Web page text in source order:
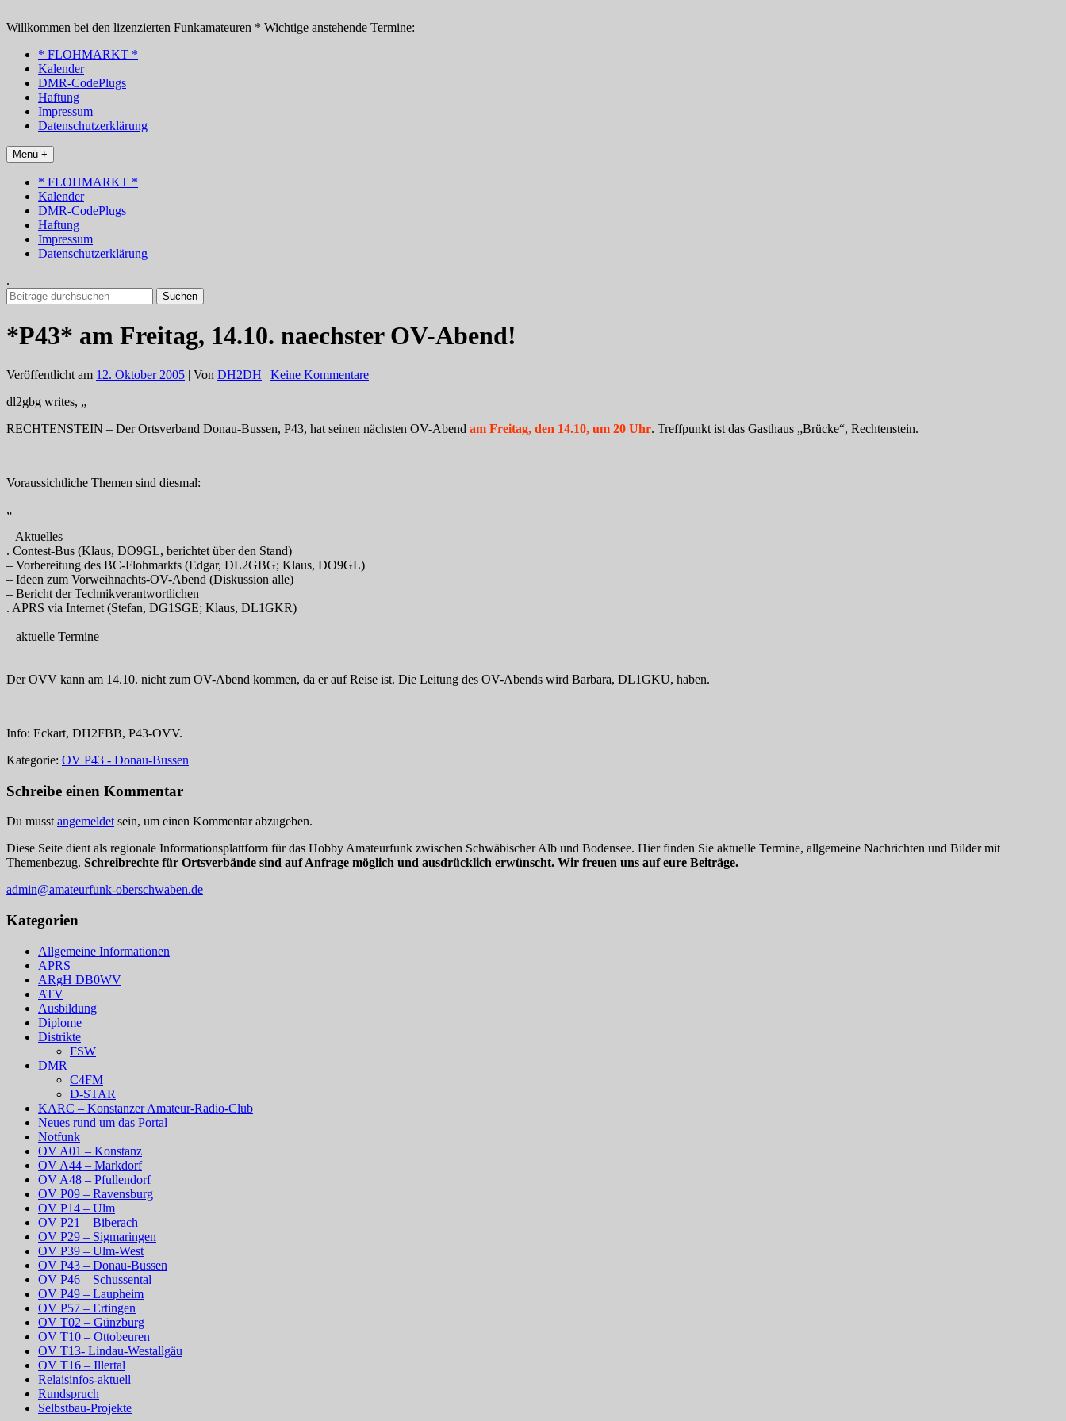
Inhalt
Willkommen bei den lizenzierten Funkamateuren * Wichtige anstehende Termine:
* FLOHMARKT *
Kalender
DMR-CodePlugs
Haftung
Impressum
Datenschutzerklärung
Menü +
* FLOHMARKT *
Kalender
DMR-CodePlugs
Haftung
Impressum
Datenschutzerklärung
.
Suchen
nach:
*P43* am Freitag, 14.10. naechster OV-Abend!
Veröffentlicht am 12. Oktober 2005 | Von DH2DH | Keine Kommentare
dl2gbg writes, „
RECHTENSTEIN – Der Ortsverband Donau-Bussen, P43, hat seinen nächsten OV-Abend am Freitag, den 14.10, um 20 Uhr. Treffpunkt ist das Gasthaus „Brücke“, Rechtenstein.
Voraussichtliche Themen sind diesmal:
„
– Aktuelles
. Contest-Bus (Klaus, DO9GL, berichtet über den Stand)
– Vorbereitung des BC-Flohmarkts (Edgar, DL2GBG; Klaus, DO9GL)
– Ideen zum Vorweihnachts-OV-Abend (Diskussion alle)
– Bericht der Technikverantwortlichen
. APRS via Internet (Stefan, DG1SGE; Klaus, DL1GKR)
– aktuelle Termine
Der OVV kann am 14.10. nicht zum OV-Abend kommen, da er auf Reise ist. Die Leitung des OV-Abends wird Barbara, DL1GKU, haben.
Info: Eckart, DH2FBB, P43-OVV.
Kategorie: OV P43 - Donau-Bussen
Schreibe einen Kommentar
Du musst angemeldet sein, um einen Kommentar abzugeben.
Diese Seite dient als regionale Informationsplattform für das Hobby Amateurfunk zwischen Schwäbischer Alb und Bodensee. Hier finden Sie aktuelle Termine, allgemeine Nachrichten und Bilder mit
Themenbezug. Schreibrechte für Ortsverbände sind auf Anfrage möglich und ausdrücklich erwünscht. Wir freuen uns auf eure Beiträge.
admin@amateurfunk-oberschwaben.de
Kategorien
Allgemeine Informationen
APRS
ARgH DB0WV
ATV
Ausbildung
Diplome
Distrikte
FSW
DMR
C4FM
D-STAR
KARC – Konstanzer Amateur-Radio-Club
Neues rund um das Portal
Notfunk
OV A01 – Konstanz
OV A44 – Markdorf
OV A48 – Pfullendorf
OV P09 – Ravensburg
OV P14 – Ulm
OV P21 – Biberach
OV P29 – Sigmaringen
OV P39 – Ulm-West
OV P43 – Donau-Bussen
OV P46 – Schussental
OV P49 – Laupheim
OV P57 – Ertingen
OV T02 – Günzburg
OV T10 – Ottobeuren
OV T13- Lindau-Westallgäu
OV T16 – Illertal
Relaisinfos-aktuell
Rundspruch
Selbstbau-Projekte